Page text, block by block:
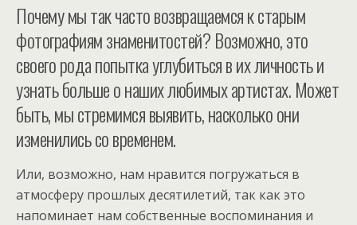
Почему мы так часто возвращаемся к старым
фотографиям знаменитостей? Возможно, это
своего рода попытка углубиться в их личность и
узнать больше о наших любимых артистах. Может
быть, мы стремимся выявить, насколько они
изменились со временем.
Или, возможно, нам нравится погружаться в
атмосферу прошлых десятилетий, так как это
напоминает нам собственные воспоминания и